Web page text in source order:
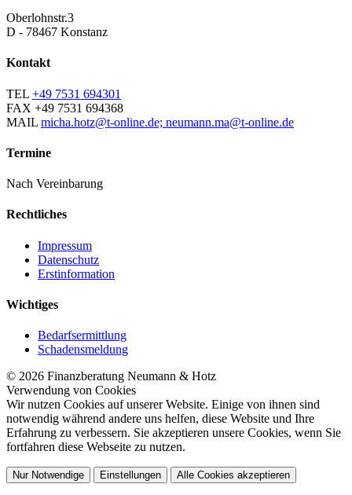
Oberlohnstr.3
D - 78467 Konstanz
Kontakt
TEL +49 7531 694301
FAX +49 7531 694368
MAIL micha.hotz@t-online.de; neumann.ma@t-online.de
Termine
Nach Vereinbarung
Rechtliches
Impressum
Datenschutz
Erstinformation
Wichtiges
Bedarfsermittlung
Schadensmeldung
© 2026 Finanzberatung Neumann & Hotz
Verwendung von Cookies
Wir nutzen Cookies auf unserer Website. Einige von ihnen sind
notwendig während andere uns helfen, diese Website und Ihre
Erfahrung zu verbessern. Sie akzeptieren unsere Cookies, wenn Sie
fortfahren diese Webseite zu nutzen.
Nur Notwendige Einstellungen Alle Cookies akzeptieren